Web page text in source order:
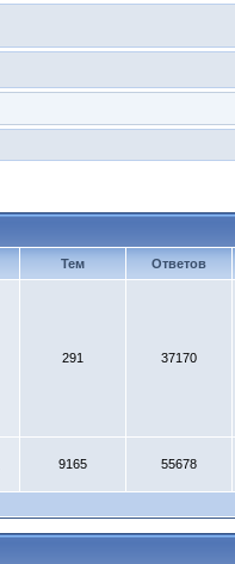
Тем Ответов
291 37170
9165 55678